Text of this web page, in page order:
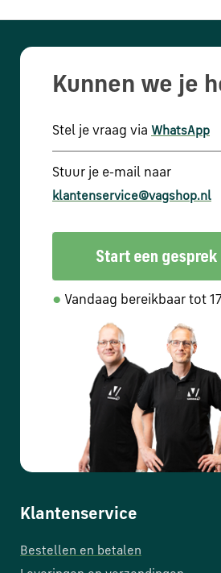
Kunnen we je
Stel je vraag via WhatsApp
Stuur je e-mail naar
klantenservice@vagshop.nl
● Vandaag bereikbaar tot
Klantenservice
Bestellen en betalen